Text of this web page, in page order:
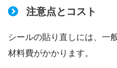
注意点とコスト
シールの貼り直しには、一
材料費がかかります。